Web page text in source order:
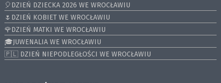
🎈DZIEŃ DZIECKA 2026 WE WROCŁAWIU
🌷DZIEŃ KOBIET WE WROCŁAWIU
🌹DZIEŃ MATKI WE WROCŁAWIU
🎓JUWENALIA WE WROCŁAWIU
🇵🇱 DZIEŃ NIEPODLEGŁOŚCI WE WROCŁAWIU